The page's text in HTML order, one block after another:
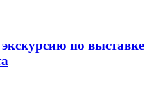
по выставке